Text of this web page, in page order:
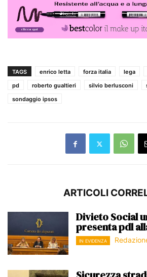
TAGS enrico letta forza italia lega
pd
roberto gualtieri silvio berlusconi
sondaggio ipsos
ARTICOLI
Divieto Social
presenta pdl
IN EVIDENZA